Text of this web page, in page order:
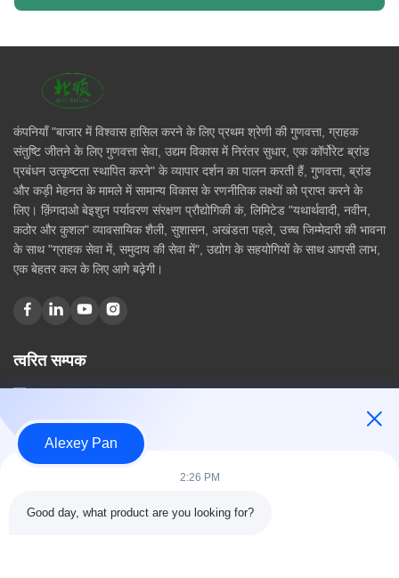
कंपनियाँ "बाजार में विश्वास हासिल करने के लिए प्रथम श्रेणी की गुणवत्ता, ग्राहक
संतुष्टि जीतने के लिए गुणवत्ता सेवा, उद्यम विकास में निरंतर सुधार, एक कॉर्पोरेट ब्रांड
प्रबंधन उत्कृष्टता स्थापित करने" के व्यापार दर्शन का पालन करती हैं, गुणवत्ता, ब्रांड
और कड़ी मेहनत के मामले में सामान्य विकास के रणनीतिक लक्ष्यों को प्राप्त करने के
लिए। क़िंगदाओ बेइशुन पर्यावरण संरक्षण प्रौद्योगिकी कं, लिमिटेड "यथार्थवादी, नवीन,
कठोर और कुशल" व्यावसायिक शैली, सुशासन, अखंडता पहले, उच्च जिम्मेदारी की भावना
के साथ "ग्राहक सेवा में, समुदाय की सेवा में", उद्योग के सहयोगियों के साथ आपसी लाभ,
एक बेहतर कल के लिए आगे बढ़ेगी।
त्वरित सम्पक
घर
उत्पादों
संपर्क करें
श्रेणियाँ
Alexey Pan
2:26 PM
Good day, what product are you looking for?